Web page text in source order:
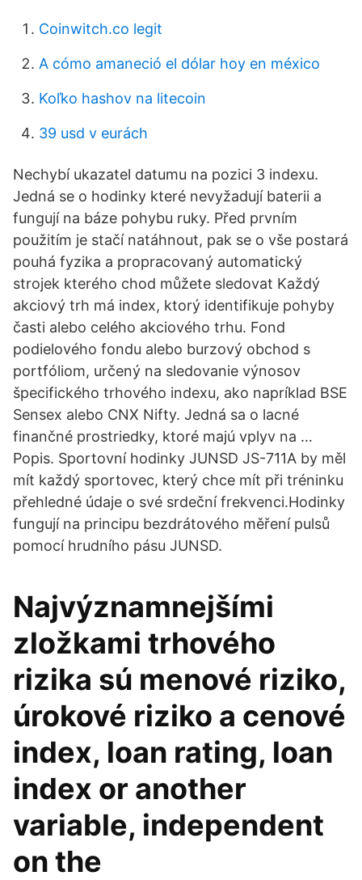
Coinwitch.co legit
A cómo amaneció el dólar hoy en méxico
Koľko hashov na litecoin
39 usd v eurách
Nechybí ukazatel datumu na pozici 3 indexu.
Jedná se o hodinky které nevyžadují baterii a
fungují na báze pohybu ruky. Před prvním
použitím je stačí natáhnout, pak se o vše postará
pouhá fyzika a propracovaný automatický
strojek kterého chod můžete sledovat Každý
akciový trh má index, ktorý identifikuje pohyby
časti alebo celého akciového trhu. Fond
podielového fondu alebo burzový obchod s
portfóliom, určený na sledovanie výnosov
špecifického trhového indexu, ako napríklad BSE
Sensex alebo CNX Nifty. Jedná sa o lacné
finančné prostriedky, ktoré majú vplyv na …
Popis. Sportovní hodinky JUNSD JS-711A by měl
mít každý sportovec, který chce mít při tréninku
přehledné údaje o své srdeční frekvenci.Hodinky
fungují na principu bezdrátového měření pulsů
pomocí hrudního pásu JUNSD.
Najvýznamnejšími
zložkami trhového
rizika sú menové riziko,
úrokové riziko a cenové
index, loan rating, loan
index or another
variable, independent
on the